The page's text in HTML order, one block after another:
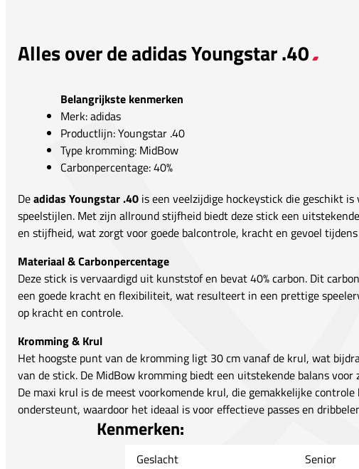
Alles over de adidas Youngstar .40
Belangrijkste kenmerken
Merk: adidas
Productlijn: Youngstar .40
Type kromming: MidBow
Carbonpercentage: 40%
Deadidas Youngstar .40 is een veelzijdige hockeystick die geschikt
speelstijlen. Met zijn allround stijfheid biedt deze stick een
en stijfheid, wat zorgt voor goede balcontrole, kracht en gevoel
Materiaal & Carbonpercentage
Deze stick is vervaardigd uit kunststof en bevat 40% carbon. Dit
een goede kracht en flexibiliteit, wat resulteert in een prettige
op kracht en controle.
Kromming & Krul
Het hoogste punt van de kromming ligt 30 cm vanaf de krul, wat
van de stick. De MidBow kromming biedt een uitstekende balans voor
De maxi krul is de meest voorkomende krul, die gemakkelijke
ondersteunt, waardoor het ideaal is voor effectieve passes en
Kenmerken:
Geslacht
Senior